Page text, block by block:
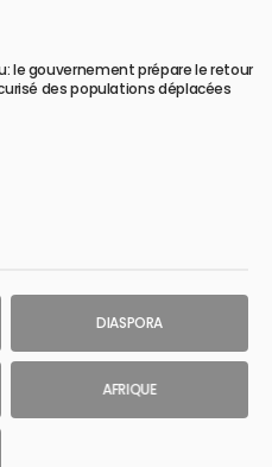
le gouvernement prépare le retour
des populations déplacées
DIASPORA
AFRIQUE